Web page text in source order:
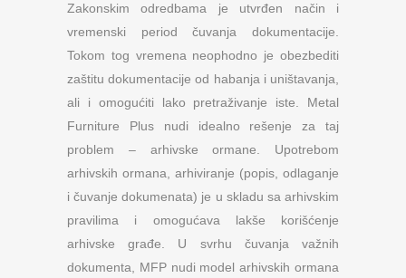
Zakonskim odredbama je utvrđen način i
vremenski period čuvanja dokumentacije.
Tokom tog vremena neophodno je obezbediti
zaštitu dokumentacije od habanja i uništavanja,
ali i omogućiti lako pretraživanje iste. Metal
Furniture Plus nudi idealno rešenje za taj
problem – arhivske ormane. Upotrebom
arhivskih ormana, arhiviranje (popis, odlaganje
i čuvanje dokumenata) je u skladu sa arhivskim
pravilima i omogućava lakše korišćenje
arhivske građe. U svrhu čuvanja važnih
dokumenta, MFP nudi model arhivskih ormana